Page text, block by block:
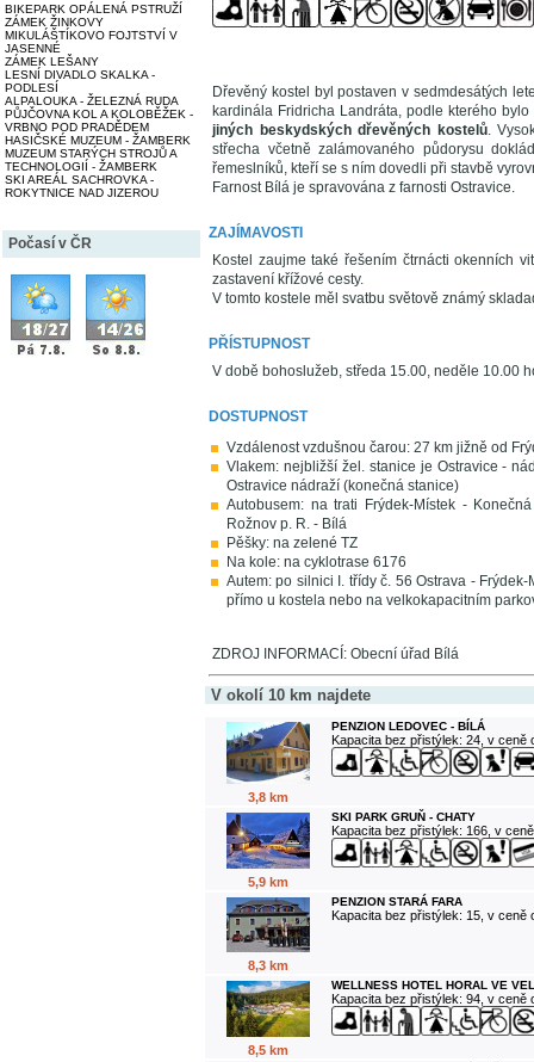
BIKEPARK OPÁLENÁ PSTRUŽÍ
ZÁMEK ŽINKOVY
MIKULÁŠTÍKOVO FOJTSTVÍ V
JASENNÉ
ZÁMEK LEŠANY
LESNÍ DIVADLO SKALKA -
PODLESÍ
ALPALOUKA - ŽELEZNÁ RUDA
PŮJČOVNA KOL A KOLOBĚŽEK -
VRBNO POD PRADĚDEM
HASIČSKÉ MUZEUM - ŽAMBERK
MUZEUM STARÝCH STROJŮ A
TECHNOLOGIÍ - ŽAMBERK
SKI AREÁL SACHROVKA -
ROKYTNICE NAD JIZEROU
Počasí v ČR
Dřevěný kostel byl postaven v sedmdesátých
kardinála Fridricha Landráta, podle kterého
jiných beskydských dřevěných kostelů.
střecha včetně zalámovaného půdorysu
řemeslníků, kteří se s ním dovedli při stavbě
Farnost Bílá je spravována z farnosti Ostravice.
ZAJÍMAVOSTI
Kostel zaujme také řešením čtrnácti okenních
zastavení křížové cesty.
V tomto kostele měl svatbu světově známý
PŘÍSTUPNOST
V době bohoslužeb, středa 15.00, neděle 10.00
DOSTUPNOST
Vzdálenost vzdušnou čarou: 27 km jižně od
Vlakem: nejbližší žel. stanice je Ostravice -
Ostravice nádraží (konečná stanice)
Autobusem: na trati Frýdek-Místek -
Rožnov p. R. - Bílá
Pěšky: na zelené TZ
Na kole: na cyklotrase 6176
Autem: po silnici I. třídy č. 56 Ostrava -
přímo u kostela nebo na velkokapacitním
ZDROJ INFORMACÍ: Obecní úřad Bílá
V okolí 10 km najdete
3,8 km
PENZION LEDOVEC - BÍLÁ
Kapacita bez přistýlek: 24, v ceně
5,9 km
SKI PARK GRUŇ - CHATY
Kapacita bez přistýlek: 166, v
8,3 km
PENZION STARÁ FARA
Kapacita bez přistýlek: 15, v ceně
8,5 km
WELLNESS HOTEL HORAL VE
Kapacita bez přistýlek: 94, v ceně